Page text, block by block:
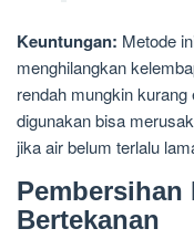
Keuntungan: Metode
menghilangkan
rendah mungkin
digunakan bisa
jika air belum terlalu
Pembersihan
Bertekanan